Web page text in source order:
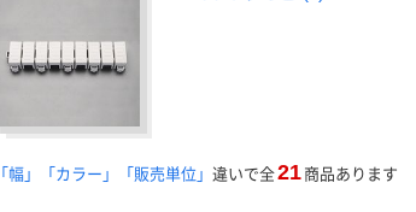
「幅」「カラー」「販売単位」 違いで全21 商品あります